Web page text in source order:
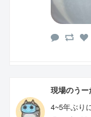
現場のうー
4~5年ぶり